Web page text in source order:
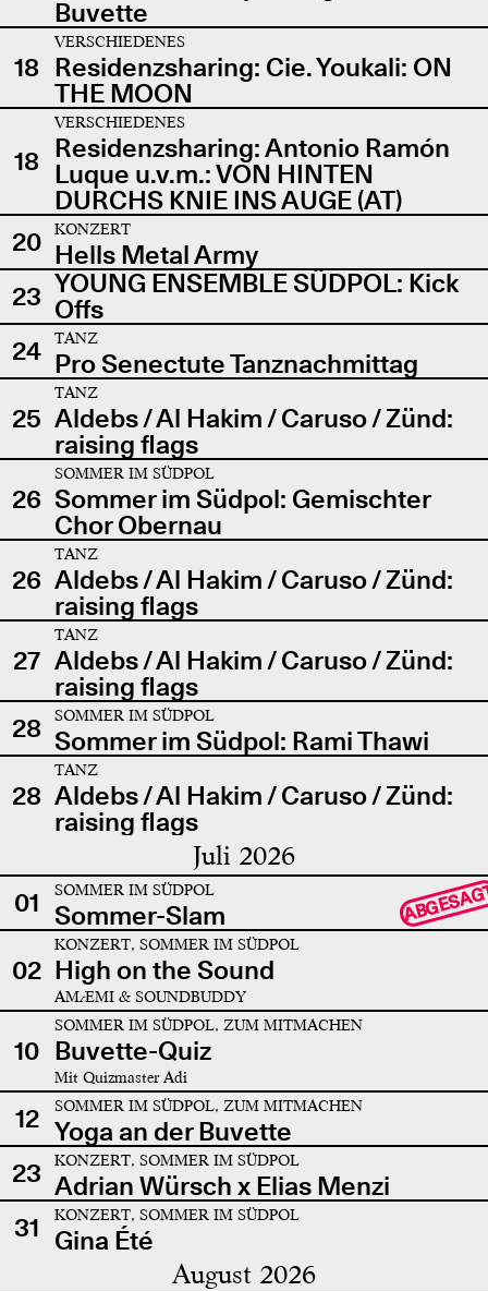
Buvette
18
VERSCHIEDENES
Residenzsharing: Cie. Youkali: ON
THE MOON
18
VERSCHIEDENES
Residenzsharing: Antonio Ramón
Luque u.v.m.: VON HINTEN
DURCHS KNIE INS AUGE (AT)
20
KONZERT
Hells Metal Army
23 YOUNG ENSEMBLE SÜDPOL: Kick
Offs
24
TANZ
Pro Senectute Tanznachmittag
25
TANZ
Aldebs / Al Hakim / Caruso / Zünd:
raising flags
26
SOMMER IM SÜDPOL
Sommer im Südpol: Gemischter
Chor Obernau
26
TANZ
Aldebs / Al Hakim / Caruso / Zünd:
raising flags
27
TANZ
Aldebs / Al Hakim / Caruso / Zünd:
raising flags
28
SOMMER IM SÜDPOL
Sommer im Südpol: Rami Thawi
28
TANZ
Aldebs / Al Hakim / Caruso / Zünd:
raising flags
Juli 2026
01 SOMMER IM SÜDPOL
Sommer-Slam
02
KONZERT, SOMMER IM SÜDPOL
High on the Sound
AMÆMI & SOUNDBUDDY
10
SOMMER IM SÜDPOL, ZUM MITMACHEN
Buvette-Quiz
Mit Quizmaster Adi
12 SOMMER IM SÜDPOL, ZUM MITMACHEN
Yoga an der Buvette
23
KONZERT, SOMMER IM SÜDPOL
Adrian Würsch x Elias Menzi
31
KONZERT, SOMMER IM SÜDPOL
Gina Été
August 2026